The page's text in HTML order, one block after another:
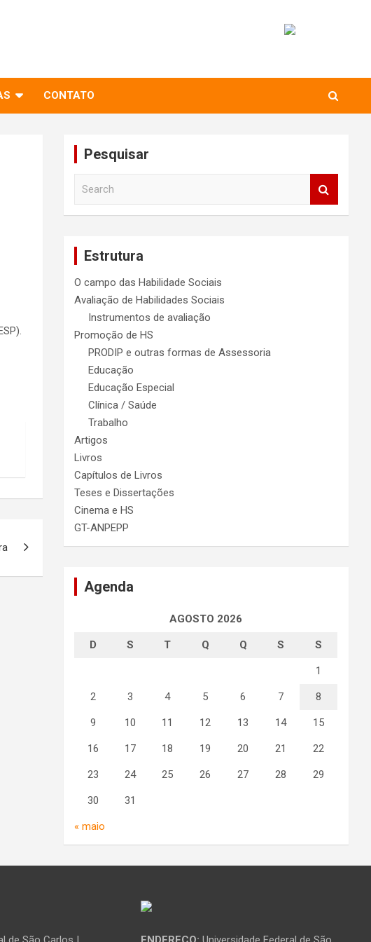
CONTATO
Pesquisar
Estrutura
O campo das Habilidade Sociais
Avaliação de Habilidades Sociais
Instrumentos de avaliação
Promoção de HS
PRODIP e outras formas de Assessoria
Educação
Educação Especial
Clínica / Saúde
Trabalho
Artigos
Livros
Capítulos de Livros
Teses e Dissertações
Cinema e HS
GT-ANPEPP
Agenda
AGOSTO 2026
D S T Q Q S S
1
2 3 4 5 6 7 8
9 10 11 12 13 14 15
16 17 18 19 20 21 22
23 24 25 26 27 28 29
30 31
« maio